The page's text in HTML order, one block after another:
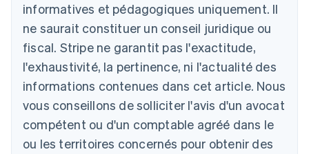
informatives et pédagogiques uniquement. Il
ne saurait constituer un conseil juridique ou
fiscal. Stripe ne garantit pas l'exactitude,
l'exhaustivité, la pertinence, ni l'actualité des
informations contenues dans cet article. Nous
vous conseillons de solliciter l'avis d'un avocat
compétent ou d'un comptable agréé dans le
ou les territoires concernés pour obtenir des
English
Autriche
Deutsch English
Belgique
NederlandsFrançaisDeutschEnglish
Brésil
Bulgarie
English
Canada